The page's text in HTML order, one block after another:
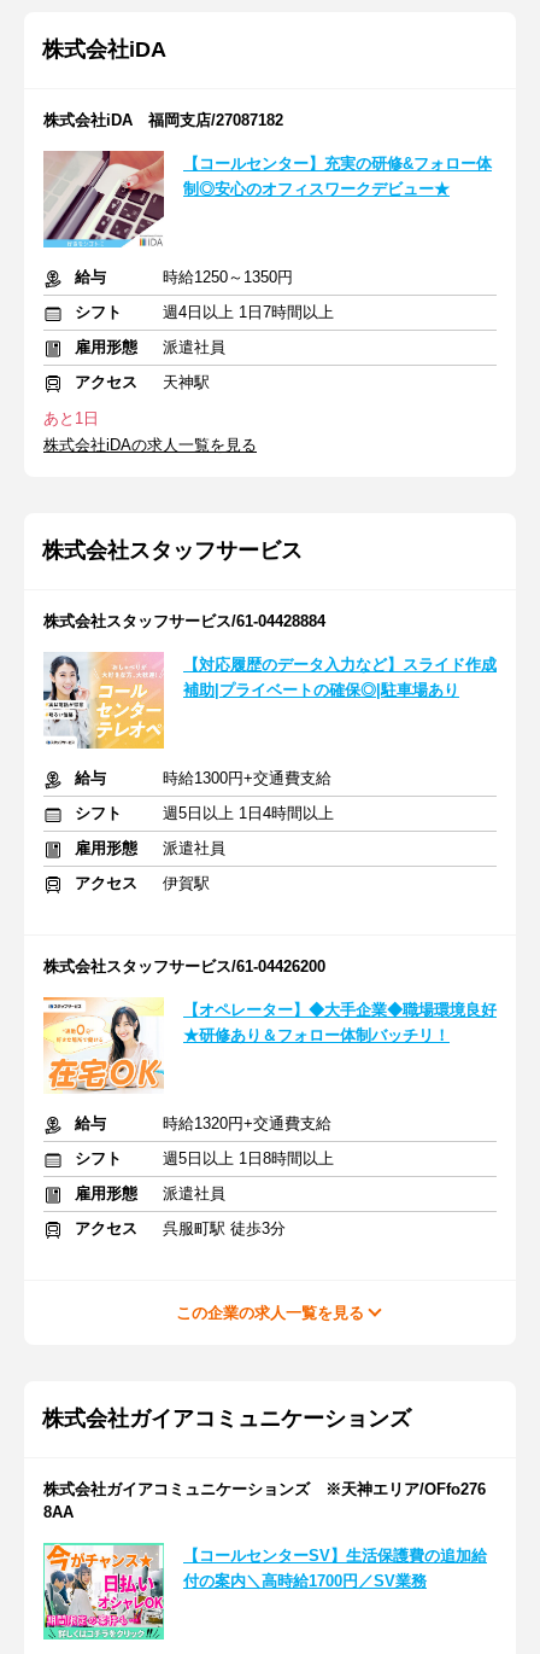
株式会社iDA
株式会社iDA 福岡支店/27087182
【コールセンター】充実の研修&フォロー体
制◎安心のオフィスワークデビュー★
給与
時給1250～1350円
シフト
週4日以上 1日7時間以上
雇用形態
派遣社員
アクセス
天神駅
あと1日
株式会社iDAの求人一覧を見る
株式会社スタッフサービス
株式会社スタッフサービス/61-04428884
【対応履歴のデータ入力など】スライド作成
補助|プライベートの確保◎|駐車場あり
給与
時給1300円+交通費支給
シフト
週5日以上 1日4時間以上
雇用形態
派遣社員
アクセス
伊賀駅
株式会社スタッフサービス/61-04426200
【オペレーター】◆大手企業◆職場環境良好
★研修あり＆フォロー体制バッチリ！
給与
時給1320円+交通費支給
シフト
週5日以上 1日8時間以上
雇用形態
派遣社員
アクセス
呉服町駅 徒歩3分
この企業の求人一覧を見る
株式会社ガイアコミュニケーションズ
株式会社ガイアコミュニケーションズ ※天神エリア/OFfo276
8AA
【コールセンターSV】生活保護費の追加給
付の案内＼高時給1700円／SV業務